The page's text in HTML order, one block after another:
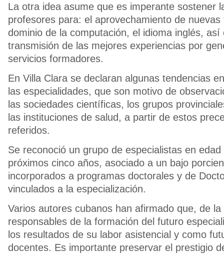
La otra idea asume que es imperante sostener
profesores para: el aprovechamiento de
dominio de la computación, el idioma inglés, así
transmisión de las mejores experiencias por
servicios formadores.
En Villa Clara se declaran algunas tendencias
las especialidades, que son motivo de
las sociedades científicas, los grupos
las instituciones de salud, a partir de estos
referidos.
Se reconoció un grupo de especialistas en
próximos cinco años, asociado a un bajo
incorporados a programas doctorales y de
vinculados a la especialización.
Varios autores cubanos han afirmado que, de
responsables de la formación del futuro
los resultados de su labor asistencial y como
docentes. Es importante preservar el prestigio